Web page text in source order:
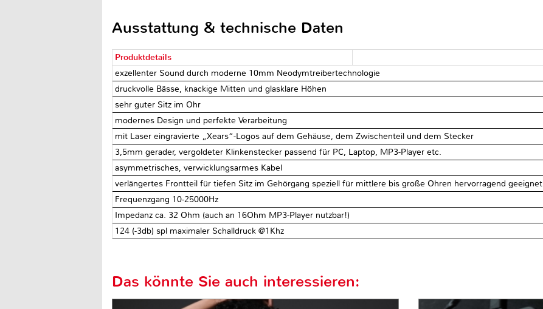
Ausstattung & technische Daten
Produktdetails
exzellenter Sound durch moderne 10mm Neodymtreibertechnologie
druckvolle Bässe, knackige Mitten und glasklare Höhen
sehr guter Sitz im Ohr
modernes Design und perfekte Verarbeitung
mit Laser eingravierte „Xears“-Logos auf dem Gehäuse, dem Zwischenteil und dem Stecker
3,5mm gerader, vergoldeter Klinkenstecker passend für PC, Laptop, MP3-Player etc.
asymmetrisches, verwicklungsarmes Kabel
verlängertes Frontteil für tiefen Sitz im Gehörgang speziell für mittlere bis große Ohren hervorragend geeignet
Frequenzgang 10-25000Hz
Impedanz ca. 32 Ohm (auch an 16Ohm MP3-Player nutzbar!)
124 (-3db) spl maximaler Schalldruck @1Khz
Das könnte Sie auch interessieren: